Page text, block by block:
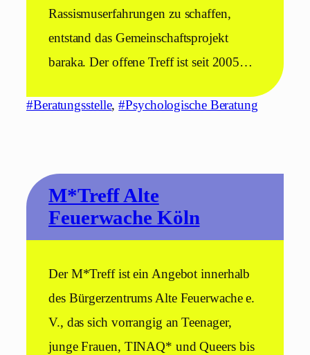
Rassismuserfahrungen zu schaffen,
entstand das Gemeinschaftsprojekt
baraka. Der offene Treff ist seit 2005…
#Beratungsstelle, #Psychologische Beratung
M*Treff Alte
Feuerwache Köln
Der M*Treff ist ein Angebot innerhalb
des Bürgerzentrums Alte Feuerwache e.
V., das sich vorrangig an Teenager,
junge Frauen, TINAQ* und Queers bis